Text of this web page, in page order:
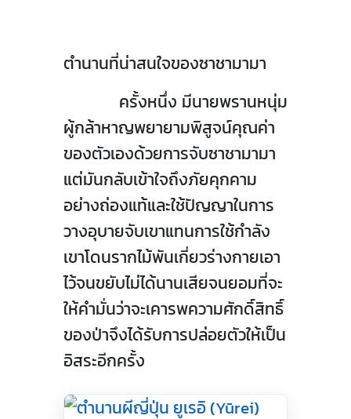
ตำนานที่น่าสนใจของซาชามามา
ครั้งหนึ่ง มีนายพรานหนุ่ม
ผู้กล้าหาญพยายามพิสูจน์คุณค่า
ของตัวเองด้วยการจับซาชามามา
แต่มันกลับเข้าใจถึงภัยคุกคาม
อย่างถ่องแท้และใช้ปัญญาในการ
วางอุบายจับเขาแทนการใช้กำลัง
เขาโดนรากไม้พันเกี่ยวร่างกายเอา
ไว้จนขยับไม่ได้นานเสียจนยอมที่จะ
ให้คำมั่นว่าจะเคารพความศักดิ์สิทธิ์
ของป่าจึงได้รับการปล่อยตัวให้เป็น
อิสระอีกครั้ง